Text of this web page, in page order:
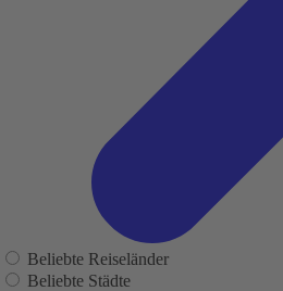
Beliebte Reiseländer
Beliebte Städte